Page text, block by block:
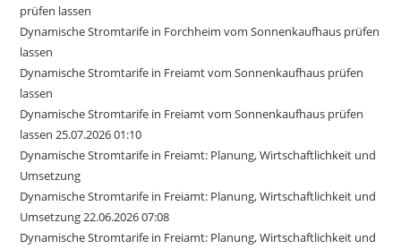
prüfen lassen
Dynamische Stromtarife in Forchheim vom Sonnenkaufhaus prüfen
lassen
Dynamische Stromtarife in Freiamt vom Sonnenkaufhaus prüfen
lassen
Dynamische Stromtarife in Freiamt vom Sonnenkaufhaus prüfen
lassen 25.07.2026 01:10
Dynamische Stromtarife in Freiamt: Planung, Wirtschaftlichkeit und
Umsetzung
Dynamische Stromtarife in Freiamt: Planung, Wirtschaftlichkeit und
Umsetzung 22.06.2026 07:08
Dynamische Stromtarife in Freiamt: Planung, Wirtschaftlichkeit und